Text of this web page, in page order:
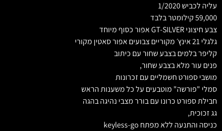
עליה לכביש 1/2020
59,000 קילומטר בלבד
צבע חיצוני GT-SILVER אפור כסוף מיוחד
גלגלי 21 אינץ׳ מקוריים צבועים אפור סאטין מקורי
קליפר בלמים בצבע שחור עם כיתוב
פנים עור מלא בצבע שחור,
מושבי ספורט חשמליים עם זכרונות
סמלי "פורשה" מוטבעים על כל משענות הראש
חבילת ספורט כרונו עם בורר מצבי נהיגה בהגה
גג זכוכית,
כניסה והתנעה ללא מפתח keyless-go